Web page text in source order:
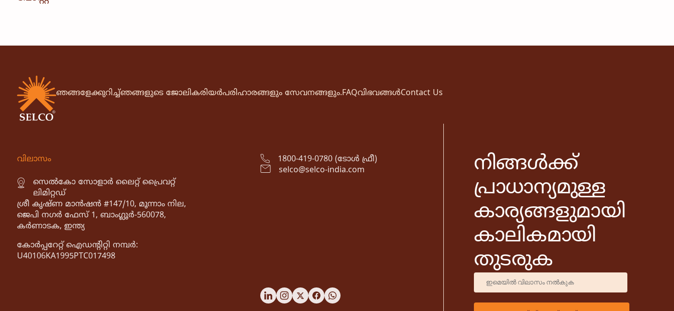
ഞങ്ങളേക്കുറിച്ച്ഞങ്ങളുടെ ജോലികരിയർപരിഹാരങ്ങളും സേവനങ്ങളും.FAQവിഭവങ്ങൾContact Us
വിലാസം
സെൽകോ സോളാർ ലൈറ്റ് പ്രൈവറ്റ്
ലിമിറ്റഡ്
ശ്രീ കൃഷ്ണ മാൻഷൻ #147/10, മൂന്നാം നില,
ജെപി നഗർ ഫേസ് 1, ബാംഗ്ലൂർ-560078,
കർണാടക, ഇന്ത്യ
കോർപ്പറേറ്റ് ഐഡൻ്റിറ്റി നമ്പർ:
U40106KA1995PTC017498
1800-419-0780 (ടോൾ ഫ്രീ)
selco@selco-india.com
നിങ്ങൾക്ക്
പ്രാധാന്യമുള്ള
കാര്യങ്ങളുമായി
കാലികമായി
തുടരുക